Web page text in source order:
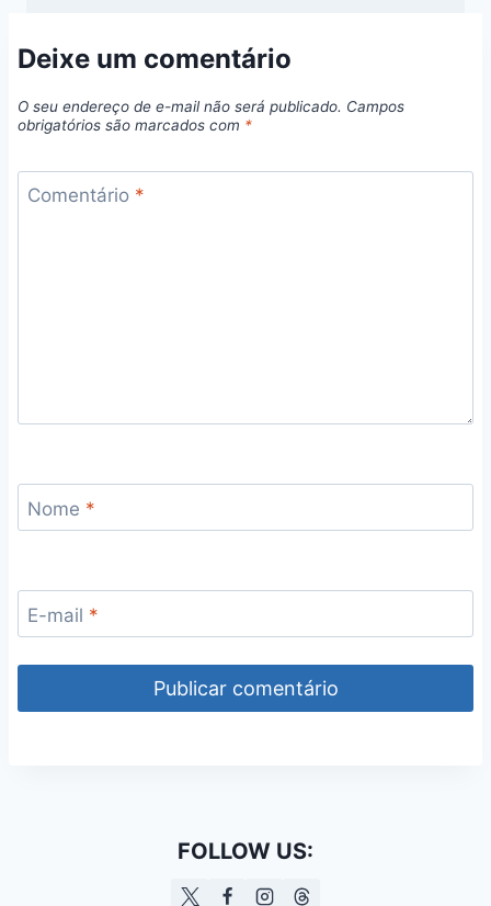
Deixe um comentário
O seu endereço de e-mail não será publicado. Campos
obrigatórios são marcados com *
Comentário *
Nome *
E-mail *
FOLLOW US: